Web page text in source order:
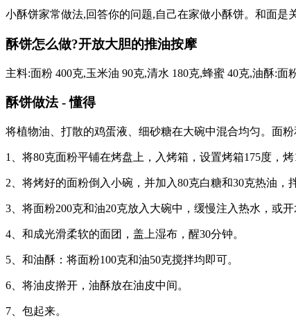
小酥饼家常做法,回答你的问题,自己在家做小酥饼。和面是
酥饼怎么做?开放大胆的推油按摩
主料:面粉 400克,玉米油 90克,清水 180克,蜂蜜 40克,油酥:
酥饼做法 - 懂得
将植物油、打散的鸡蛋液、细砂糖在大碗中混合均匀。面
1、将80克面粉平铺在烤盘上，入烤箱，设置烤箱175度，
2、将烤好的面粉倒入小碗，并加入80克白糖和30克热油，
3、将面粉200克和油20克放入大碗中，缓慢注入热水，或开
4、和成光滑柔软的面团，盖上湿布，醒30分钟。
5、和油酥：将面粉100克和油50克搅拌均即可。
6、将油皮擀开，油酥放在油皮中间。
7、包起来。